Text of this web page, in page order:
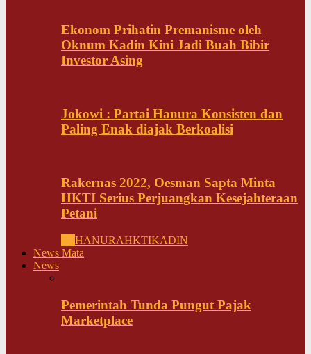
Ekonom Prihatin Premanisme oleh
Oknum Kadin Kini Jadi Buah Bibir
Investor Asing
Jokowi : Partai Hanura Konsisten dan
Paling Enak diajak Berkoalisi
Rakernas 2022, Oesman Sapta Minta
HKTI Serius Perjuangkan Kesejahteraan
Petani
HANURAHKTIKADIN
News Mata
News
Pemerintah Tunda Pungut Pajak
Marketplace